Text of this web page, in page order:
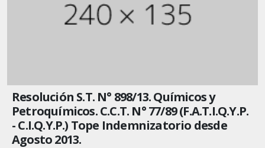
Resolución S.T. N° 898/13. Químicos y
Petroquímicos. C.C.T. N° 77/89 (F.A.T.I.Q.Y.P.
- C.I.Q.Y.P.) Tope Indemnizatorio desde
Agosto 2013.